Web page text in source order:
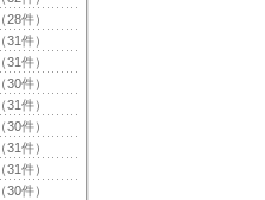
（28件）
（31件）
（31件）
（30件）
（31件）
（30件）
（31件）
（31件）
（30件）